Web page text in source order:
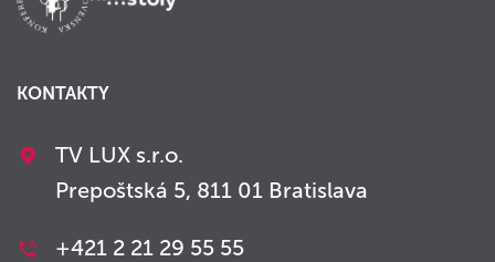
KONTAKTY
TV LUX s.r.o.
Prepoštská 5, 811 01 Bratislava
+421 2 21 29 55 55